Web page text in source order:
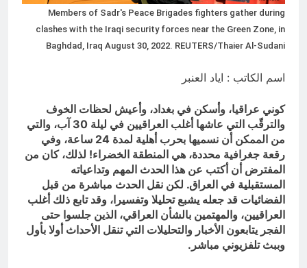
الملائكة والدواب يسبحون بمحمده لكن
لا تعرفون تسبيحهم .
ساعتين Ago
Members of Sadr's Peace Brigades fighters gather during
clashes with the Iraqi security forces near the Green Zone, in
Baghdad, Iraq August 30, 2022. REUTERS/Thaier Al-Sudani
اسم الكاتب : اياد العنبر
كوني عراقيا، وأسكن في بغداد، وأعيش لحظات الخوف
والترقّب التي عاشها أغلب العراقيين في ليلة 30 آب، والتي
من الممكن أن نسميها بحرب أهلية لمدة 24 ساعة، وفي
رقعة جغرافية محددة، هي المنطقة الخضراء! لذلك، كان من
المفترض أن أكتب عن هذا الحدث المهم وتداعياته
المستقبلية في العراق. لكن نقل الحدث مباشرة من قبل
الفضائيات قد جعله يشبع تحليلا وتفسيرا، وقد تابع ذلك أغلب
العراقيين، والمهتمين بالشأن العراقي، الذين جلسوا حتى
الفجر يتابعون الأخبار والتحليلات التي تنقل الأحداث أولا بأول
وببث تلفزيوني مباشر.